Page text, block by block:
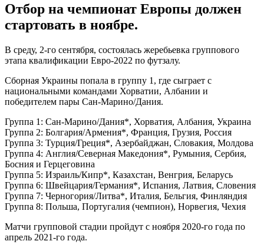
Отбор на чемпионат Европы должен
стартовать в ноябре.
В среду, 2-го сентября, состоялась жеребьевка группового
этапа квалификации Евро-2022 по футзалу.
Сборная Украины попала в группу 1, где сыграет с
национальными командами Хорватии, Албании и
победителем пары Сан-Марино/Дания.
Группа 1: Сан-Марино/Дания*, Хорватия, Албания, Украина
Группа 2: Болгария/Армения*, Франция, Грузия, Россия
Группа 3: Турция/Греция*, Азербайджан, Словакия, Молдова
Группа 4: Англия/Северная Македония*, Румыния, Сербия,
Босния и Герцеговина
Группа 5: Израиль/Кипр*, Казахстан, Венгрия, Беларусь
Группа 6: Швейцария/Германия*, Испания, Латвия, Словения
Группа 7: Черногория/Литва*, Италия, Бельгия, Финляндия
Группа 8: Польша, Португалия (чемпион), Норвегия, Чехия
Матчи групповой стадии пройдут с ноября 2020-го года по
апрель 2021-го года.